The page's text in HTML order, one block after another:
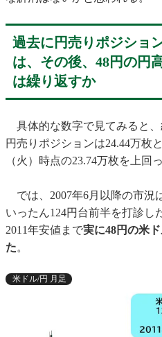
過去に円売りポジショ
は、その後、48円の円
は繰り返すか
具体的な数字で見てみると
円売りポジションは24.44万枚
（火）時点の23.74万枚を上回
では、2007年6月以降の市況
いったん124円台前半を打診し
2011年安値まで実に48円の米
た。
米ドル/円 月足